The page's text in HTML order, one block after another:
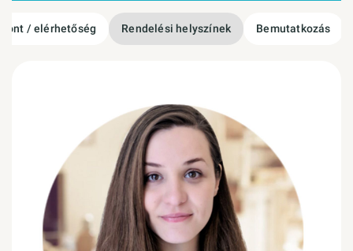
/ elérhetőség Rendelési helyszínek Bemutatkozás